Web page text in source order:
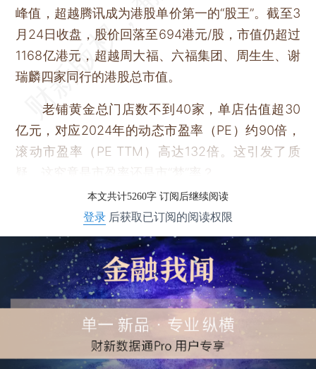
峰值，超越腾讯成为港股单价第一的“股王”。截至3
月24日收盘，股价回落至694港元/股，市值仍超过
1168亿港元，超越周大福、六福集团、周生生、谢
瑞麟四家同行的港股总市值。
老铺黄金总门店数不到40家，单店估值超30
亿元，对应2024年的动态市盈率（PE）约90倍，
滚动市盈率（PE TTM）高达132倍。这引发了质
疑，这究竟是市盈率还是市“梦”率？
本文共计5260字 订阅后继续阅读
登录 后获取已订阅的阅读权限